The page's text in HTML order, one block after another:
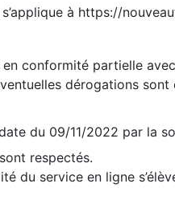
à https://
conformité partielle
dérogations sont
du 09/11/2022 par la
respectés.
du service en ligne